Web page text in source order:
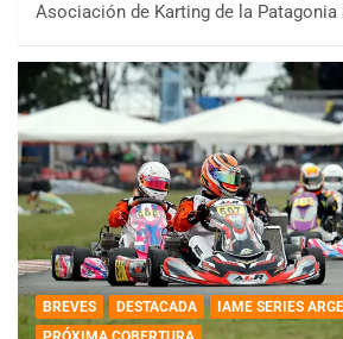
Asociación de Karting de la Patagonia
BREVES DESTACADA
IAME SERIES